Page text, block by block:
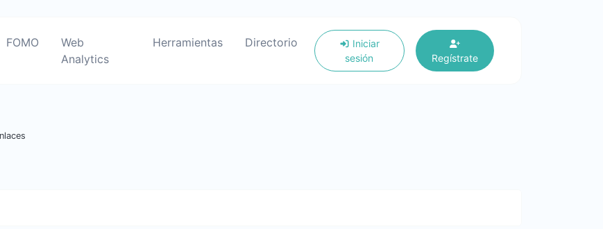
FOMO
Web
Analytics
Herramientas Directorio
Iniciar
sesión
Regístrate